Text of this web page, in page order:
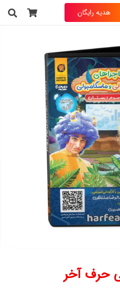
هدیه رایگان
حرف آخر